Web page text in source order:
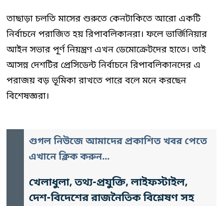
তাছাড়া চলতি মাসের শুরুতে কেনটাকিতে আরো একটি
নির্বাচনে পরাজিত হয় রিপাবলিকানরা। ফলে ভার্জিনিয়ার
আইন সভার পূর্ণ নিয়ন্ত্রণ এখন ডেমোক্রেটদের হাতে। তাই
আসন্ন দেশটির প্রেসিডেন্ট নির্বাচনে রিপাবলিকানদের এ
পরাজয় বড় ভূমিকা রাখতে পারে বলে মনে করছেন
বিশেষজ্ঞরা।
গুগল নিউজে আমাদের প্রকাশিত খবর পেতে
এখানে ক্লিক করুন...
খেলাধুলা, তথ্য-প্রযুক্তি, লাইফস্টাইল,
দেশ-বিদেশের রাজনৈতিক বিশ্লেষণ সহ